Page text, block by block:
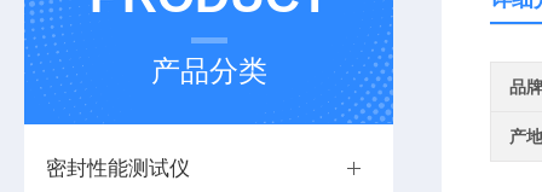
产品分类
密封性能测试仪
品牌
产